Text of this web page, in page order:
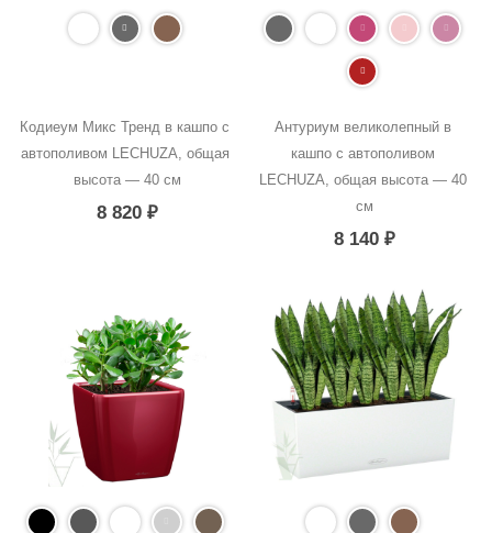
Кодиеум Микс Тренд в кашпо с
автополивом LECHUZA, общая
высота — 40 см
8 820 ₽
Антуриум великолепный в
кашпо с автополивом
LECHUZA, общая высота — 40
см
8 140₽